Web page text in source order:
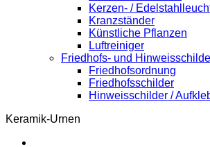
Kerzen- /
Kranzständer
Künstliche Pflanzen
Luftreiniger
Friedhofs- und
Friedhofsordnung
Friedhofsschilder
Hinweisschilder /
Keramik-Urnen